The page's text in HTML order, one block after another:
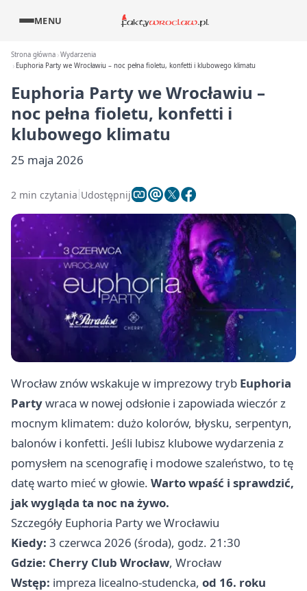
MENU
Strona główna Wydarzenia
Euphoria Party we Wrocławiu – noc pełna fioletu, konfetti i klubowego klimatu
Euphoria Party we Wrocławiu –
noc pełna fioletu, konfetti i
klubowego klimatu
25 maja 2026
2 min czytania Udostępnij
Wrocław znów wskakuje w imprezowy tryb Euphoria
Partywraca w nowej odsłonie i zapowiada wieczór z
mocnym klimatem: dużo kolorów, błysku, serpentyn,
balonów i konfetti. Jeśli lubisz klubowe wydarzenia z
pomysłem na scenografię i modowe szaleństwo, to tę
datę warto mieć w głowie. Warto wpaść i sprawdzić,
jak wygląda ta noc na żywo.
Szczegóły Euphoria Party we Wrocławiu
Kiedy: 3 czerwca 2026 (środa), godz. 21:30
Gdzie: Cherry Club Wrocław, Wrocław
Wstęp: impreza licealno-studencka, od 16. roku